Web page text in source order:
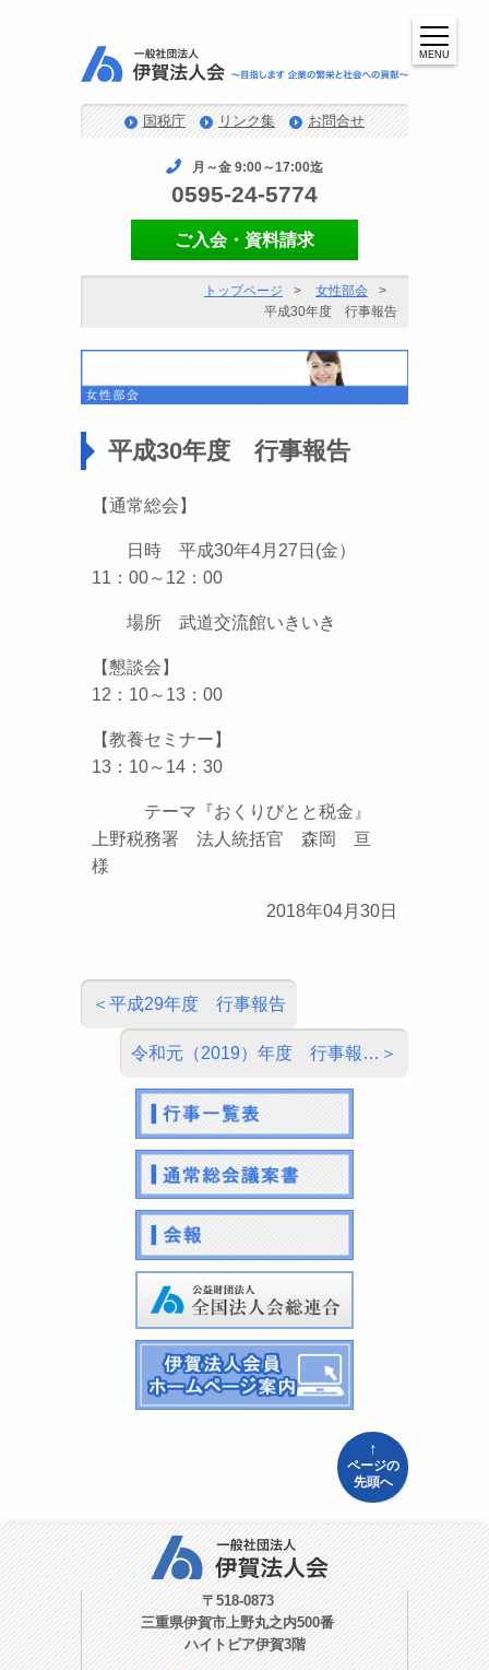
国税庁 リンク集 お問合せ
月～金 9:00～17:00迄
0595-24-5774
ご入会・資料請求
MENU
トップページ
女性部会
平成30年度 行事報告
平成30年度 行事報告
【通常総会】
日時 平成30年4月27日(金）
11：00～12：00
場所 武道交流館いきいき
【懇談会】
12：10～13：00
【教養セミナー】
13：10～14：30
テーマ『おくりびとと税金』
上野税務署 法人統括官 森岡 亘
様
2018年04月30日
平成29年度 行事報告
令和元（2019）年度 行事報…
↑
ページの
先頭へ
〒518-0873
三重県伊賀市上野丸之内500番
ハイトピア伊賀3階